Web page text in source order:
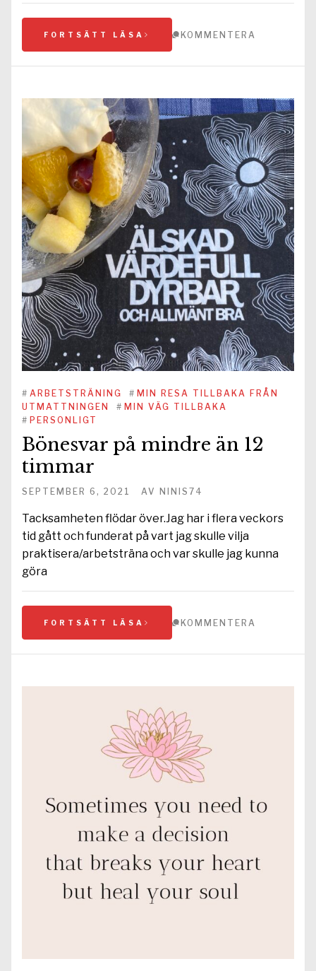
FORTSÄTT LÄSA KOMMENTERA
# ARBETSTRÄNING # MIN RESA TILLBAKA FRÅN
UTMATTNINGEN
# MIN VÄG TILLBAKA
# PERSONLIGT
Bönesvar på mindre än 12
timmar
SEPTEMBER 6, 2021 AV NINIS74
Tacksamheten flödar över.Jag har i flera veckors
tid gått och funderat på vart jag skulle vilja
praktisera/arbetsträna och var skulle jag kunna
göra
FORTSÄTT LÄSA KOMMENTERA